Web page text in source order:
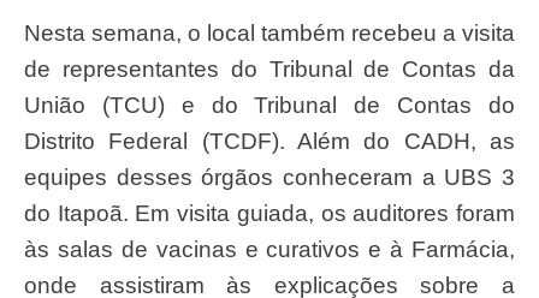
Nesta semana, o local também recebeu a visita
de representantes do Tribunal de Contas da
União (TCU) e do Tribunal de Contas do
Distrito Federal (TCDF). Além do CADH, as
equipes desses órgãos conheceram a UBS 3
do Itapoã. Em visita guiada, os auditores foram
às salas de vacinas e curativos e à Farmácia,
onde assistiram às explicações sobre a